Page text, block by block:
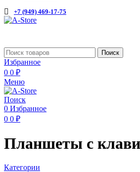
+7 (949) 469-17-75
Поиск
Избранное
0 0 ₽
Меню
Поиск
0 Избранное
0 0 ₽
Планшеты с
Категории